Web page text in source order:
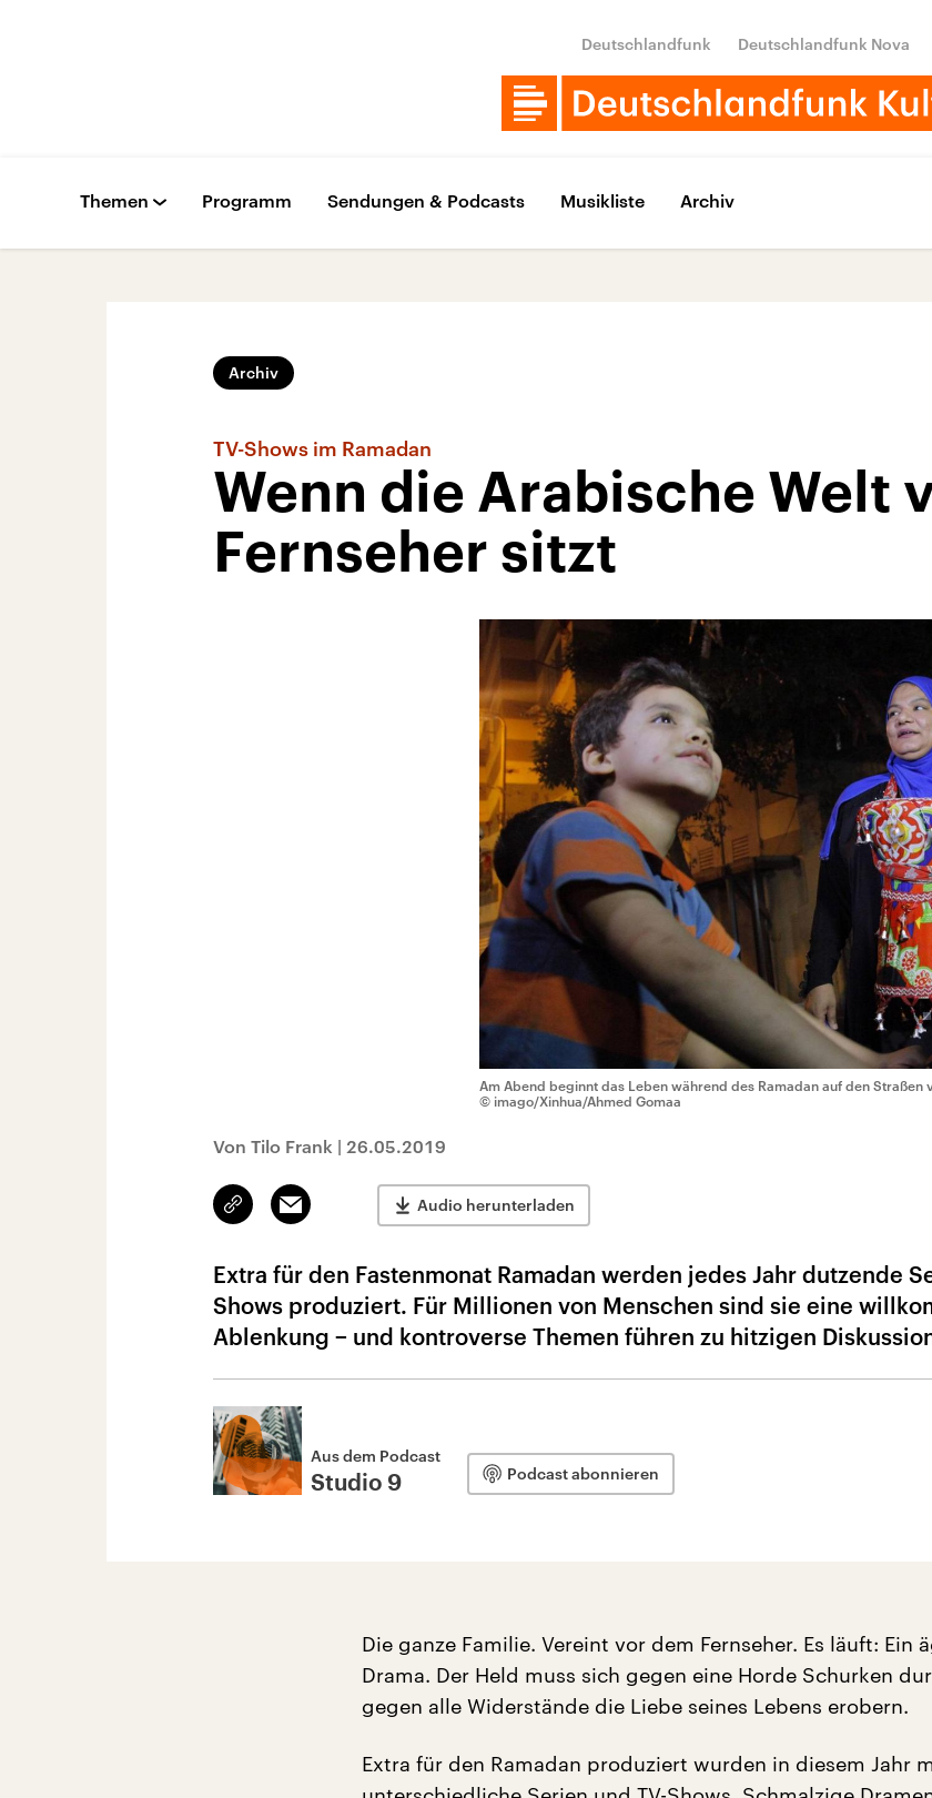
Deutschlandfunk Deutschlandfunk Nova
Themen Programm Sendungen & Podcasts Musikliste Archiv
Archiv
TV-Shows im Ramadan
Wenn die Arabische Welt
Fernseher sitzt
Am Abend beginnt das Leben während des Ramadan auf den Straßen
© imago/Xinhua/Ahmed Gomaa
Von Tilo Frank | 26.05.2019
Link
kopieren/teilen
Email Audio herunterladen
Extra für den Fastenmonat Ramadan werden jedes Jahr dutzende
Shows produziert. Für Millionen von Menschen sind sie eine
Ablenkung − und kontroverse Themen führen zu hitzigen
Aus dem Podcast
Studio 9 Podcast abonnieren
Die ganze Familie. Vereint vor dem Fernseher. Es läuft: Ein
Drama. Der Held muss sich gegen eine Horde Schurken
gegen alle Widerstände die Liebe seines Lebens erobern.
Extra für den Ramadan produziert wurden in diesem Jahr